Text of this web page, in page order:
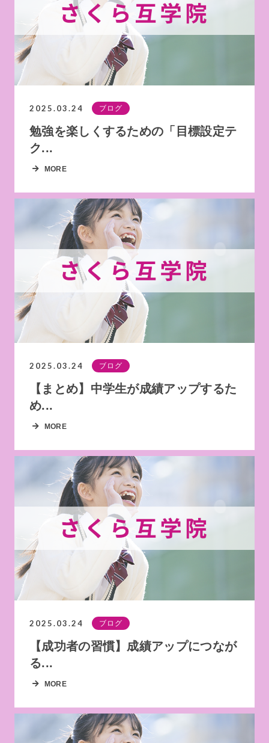
2025.03.24 ブログ
勉強を楽しくするための「目標設定テ
ク...
MORE
2025.03.24 ブログ
【まとめ】中学生が成績アップするた
め...
MORE
2025.03.24 ブログ
【成功者の習慣】成績アップにつなが
る...
MORE